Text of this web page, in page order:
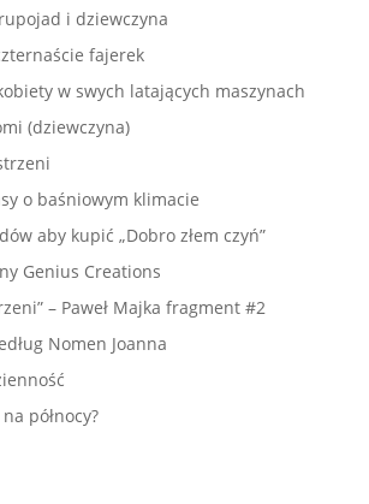
i dziewczyna
fajerek
w swych latających maszynach
(dziewczyna)
o baśniowym klimacie
aby kupić „Dobro złem czyń”
Genius Creations
– Paweł Majka fragment #2
Nomen Joanna
północy?